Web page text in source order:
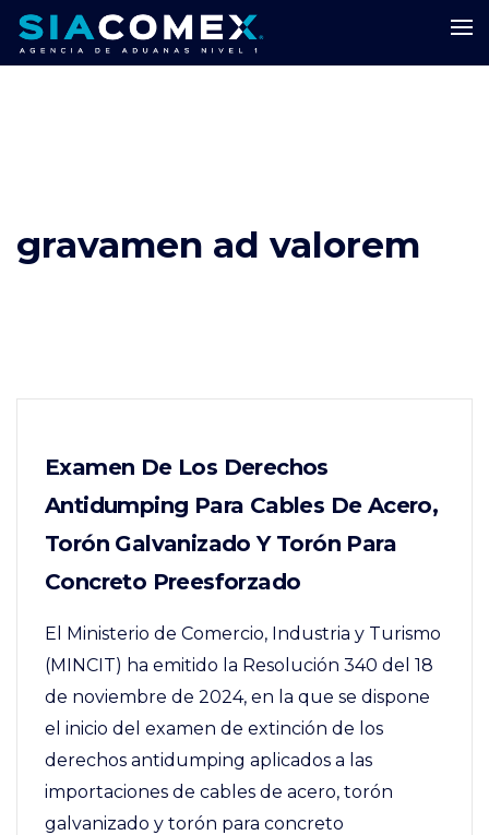
gravamen ad valorem
Examen De Los Derechos
Antidumping Para Cables De Acero,
Torón Galvanizado Y Torón Para
Concreto Preesforzado
El Ministerio de Comercio, Industria y Turismo
(MINCIT) ha emitido la Resolución 340 del 18
de noviembre de 2024, en la que se dispone
el inicio del examen de extinción de los
derechos antidumping aplicados a las
importaciones de cables de acero, torón
galvanizado y torón para concreto